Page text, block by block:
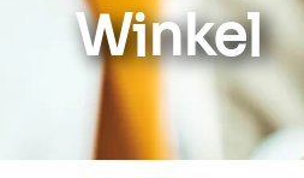
Winkel